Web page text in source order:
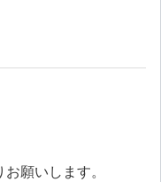
お願いします。